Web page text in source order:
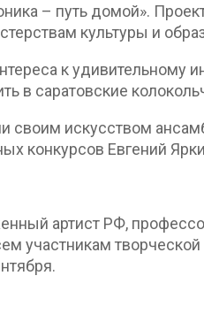
– путь домой».
культуры и
к удивительному
в саратовские
искусством
конкурсов Евгений
артист РФ,
участникам